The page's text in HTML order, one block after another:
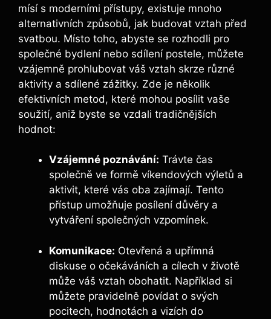
mísí s moderními přístupy, existuje mnoho
alternativních způsobů, jak budovat vztah před
svatbou. Místo toho, abyste se rozhodli pro
společné bydlení nebo sdílení postele, můžete
vzájemně prohlubovat váš vztah skrze různé
aktivity a sdílené zážitky. Zde je několik
efektivních metod, které mohou posílit vaše
soužití, aniž byste se vzdali tradičnějších
hodnot:
Vzájemné poznávání: Trávte čas
společně ve formě víkendových výletů a
aktivit, které vás oba zajímají. Tento
přístup umožňuje posílení důvěry a
vytváření společných vzpomínek.
Komunikace: Otevřená a upřímná
diskuse o očekáváních a cílech v životě
může váš vztah obohatit. Například si
můžete pravidelně povídat o svých
pocitech, hodnotách a vizích do